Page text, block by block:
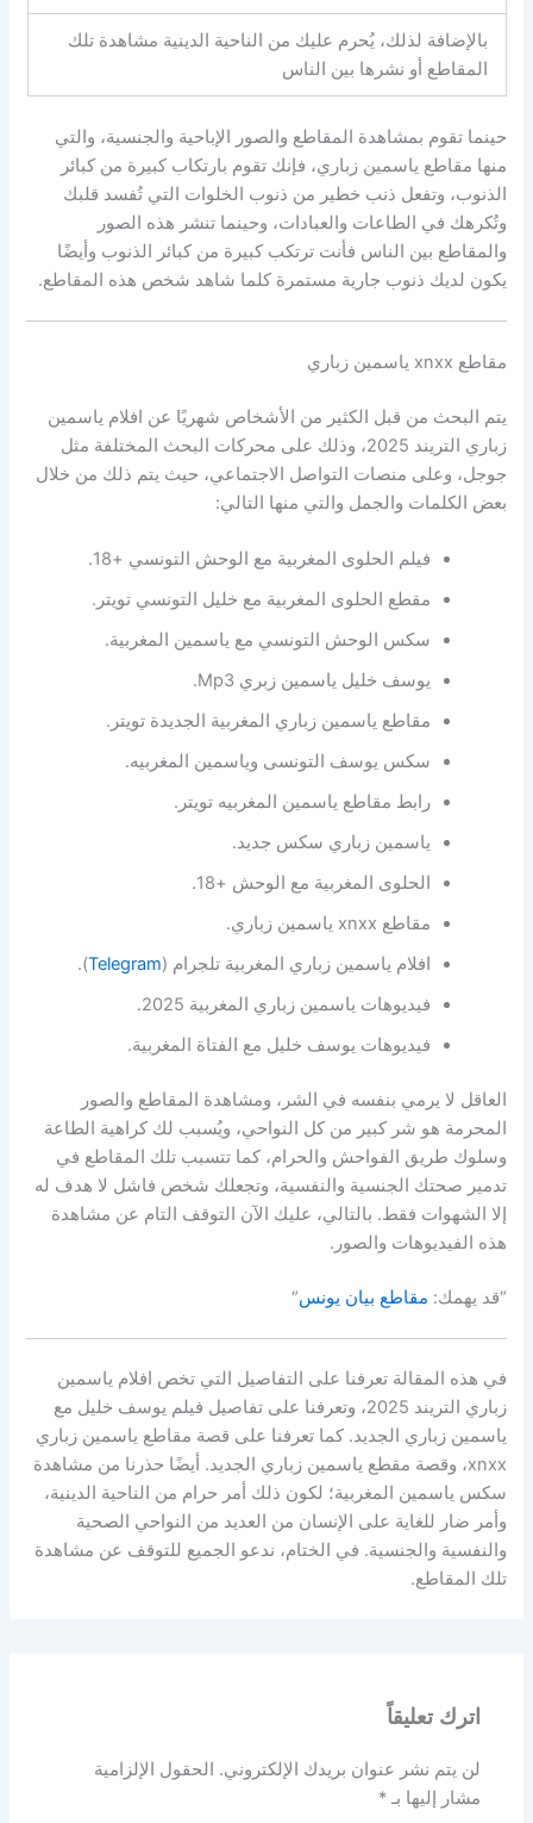
بالإضافة لذلك، يُحرم عليك من الناحية الدينية مشاهدة تلك
المقاطع أو نشرها بين الناس
حينما تقوم بمشاهدة المقاطع والصور الإباحية والجنسية، والتي
منها مقاطع ياسمين زباري، فإنك تقوم بارتكاب كبيرة من كبائر
الذنوب، وتفعل ذنب خطير من ذنوب الخلوات التي تُفسد قلبك
وتُكرهك في الطاعات والعبادات، وحينما تنشر هذه الصور
والمقاطع بين الناس فأنت ترتكب كبيرة من كبائر الذنوب وأيضًا
يكون لديك ذنوب جارية مستمرة كلما شاهد شخص هذه المقاطع.
مقاطع xnxx ياسمين زباري
يتم البحث من قبل الكثير من الأشخاص شهريًا عن افلام ياسمين
زباري التريند 2025، وذلك على محركات البحث المختلفة مثل
جوجل، وعلى منصات التواصل الاجتماعي، حيث يتم ذلك من خلال
بعض الكلمات والجمل والتي منها التالي:
فيلم الحلوى المغربية مع الوحش التونسي +18.
مقطع الحلوى المغربية مع خليل التونسي تويتر.
سكس الوحش التونسي مع ياسمين المغربية.
يوسف خليل ياسمين زبري Mp3.
مقاطع ياسمين زباري المغربية الجديدة تويتر.
سكس يوسف التونسى وياسمين المغربيه.
رابط مقاطع ياسمين المغربيه تويتر.
ياسمين زباري سكس جديد.
الحلوى المغربية مع الوحش +18.
مقاطع xnxx ياسمين زباري.
افلام ياسمين زباري المغربية تلجرام (Telegram
).
فيديوهات ياسمين زباري المغربية 2025.
فيديوهات يوسف خليل مع الفتاة المغربية.
العاقل لا يرمي بنفسه في الشر، ومشاهدة المقاطع والصور
المحرمة هو شر كبير من كل النواحي، ويُسبب لك كراهية الطاعة
وسلوك طريق الفواحش والحرام، كما تتسبب تلك المقاطع في
تدمير صحتك الجنسية والنفسية، وتجعلك شخص فاشل لا هدف له
إلا الشهوات فقط. بالتالي، عليك الآن التوقف التام عن مشاهدة
هذه الفيديوهات والصور.
“قد يهمك: مقاطع بيان يونس“
في هذه المقالة تعرفنا على التفاصيل التي تخص افلام ياسمين
زباري التريند 2025، وتعرفنا على تفاصيل فيلم يوسف خليل مع
ياسمين زباري الجديد. كما تعرفنا على قصة مقاطع ياسمين زباري
xnxx، وقصة مقطع ياسمين زباري الجديد. أيضًا حذرنا من مشاهدة
سكس ياسمين المغربية؛ لكون ذلك أمر حرام من الناحية الدينية،
وأمر ضار للغاية على الإنسان من العديد من النواحي الصحية
والنفسية والجنسية. في الختام، ندعو الجميع للتوقف عن مشاهدة
تلك المقاطع.
اترك تعليقاً
لن يتم نشر عنوان بريدك الإلكتروني. الحقول الإلزامية
مشار إليها بـ*